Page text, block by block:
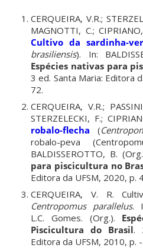
CERQUEIRA, V.R.;
MAGNOTTI, C.;
Cultivo da sardinha-
brasiliensis). In:
Espécies nativas para
3 ed. Santa Maria: Editora
72.
CERQUEIRA, V.R.;
STERZELECKI, F.;
robalo-flecha (
robalo-peva
BALDISSEROTTO, B.
para piscicultura no
Editora da UFSM, 2020, p.
CERQUEIRA, V. R.
Centropomus parallelus.
L.C. Gomes. (Org.).
Piscicultura do Brasil.
Editora da UFSM, 2010, p. -.